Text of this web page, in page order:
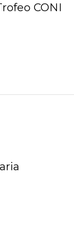
CONI